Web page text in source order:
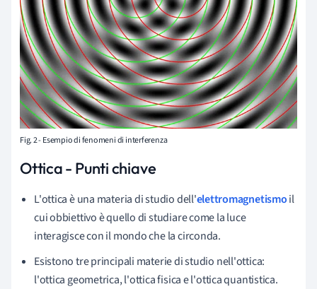
Fig. 2 - Esempio di fenomeni di interferenza
Ottica - Punti chiave
L'ottica è una materia di studio dell'elettromagnetismoil
cui obbiettivo è quello di studiare come la luce
interagisce con il mondo che la circonda.
Esistono tre principali materie di studio nell'ottica:
l'ottica geometrica, l'ottica fisica e l'ottica quantistica.